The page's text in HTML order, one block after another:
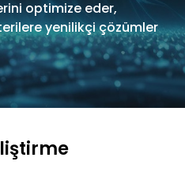
optimize eder,
yenilikçi çözümler